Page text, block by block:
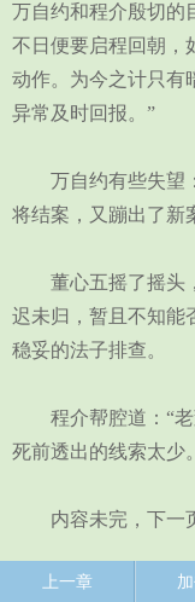
万自约和程介殷切的
不日便要启程回朝，
动作。为今之计只有
异常及时回报。”
万自约有些失望：
将结案，又蹦出了新
董心五摇了摇头，
迟未归，暂且不知能
稳妥的法子排查。
程介帮腔道：“老
死前透出的线索太少
内容未完，下一
上一章